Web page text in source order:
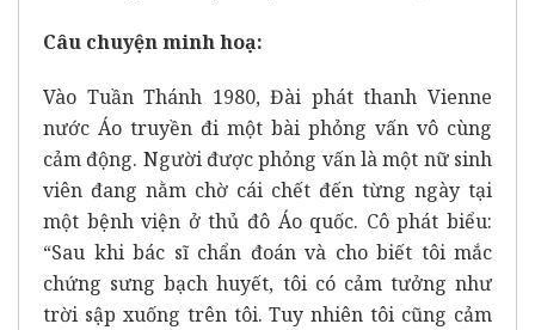
Câu chuyện minh hoạ:
Vào Tuần Thánh 1980, Đài phát thanh Vienne
nước Áo truyền đi một bài phỏng vấn vô cùng
cảm động. Người được phỏng vấn là một nữ sinh
viên đang nằm chờ cái chết đến từng ngày tại
một bệnh viện ở thủ đô Áo quốc. Cô phát biểu:
“Sau khi bác sĩ chẩn đoán và cho biết tôi mắc
chứng sưng bạch huyết, tôi có cảm tưởng như
trời sập xuống trên tôi. Tuy nhiên tôi cũng cảm